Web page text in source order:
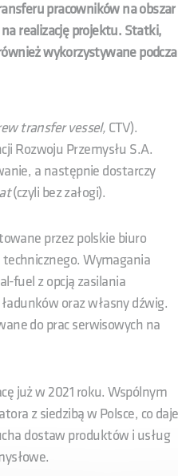
pracowników na obszar
realizację projektu. Statki,
wykorzystywane
transfer vessel, CTV).
Rozwoju Przemysłu S.A.
a następnie dostarczy
(czyli bez załogi).
przez polskie biuro
Wymagania
fuel z opcją zasilania
oraz własny dźwig.
do prac serwisowych na
już w 2021 roku. Wspólnym
z siedzibą w Polsce, co daje
dostaw produktów i usług